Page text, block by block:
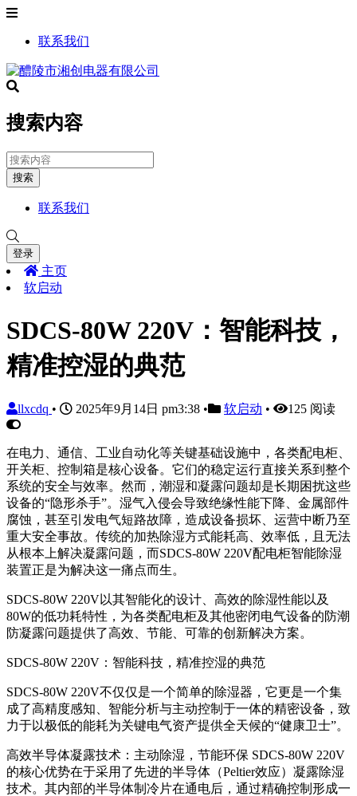
联系我们
搜索内容
搜索
联系我们
登录
主页
软启动
SDCS-80W 220V：智能科技，
精准控湿的典范
llxcdq • 2025年9月14日 pm3:38 • 软启动 • 125 阅读
在电力、通信、工业自动化等关键基础设施中，各类配电柜、
开关柜、控制箱是核心设备。它们的稳定运行直接关系到整个
系统的安全与效率。然而，潮湿和凝露问题却是长期困扰这些
设备的“隐形杀手”。湿气入侵会导致绝缘性能下降、金属部件
腐蚀，甚至引发电气短路故障，造成设备损坏、运营中断乃至
重大安全事故。传统的加热除湿方式能耗高、效率低，且无法
从根本上解决凝露问题，而SDCS-80W 220V配电柜智能除湿
装置正是为解决这一痛点而生。
SDCS-80W 220V以其智能化的设计、高效的除湿性能以及
80W的低功耗特性，为各类配电柜及其他密闭电气设备的防潮
防凝露问题提供了高效、节能、可靠的创新解决方案。
SDCS-80W 220V：智能科技，精准控湿的典范
SDCS-80W 220V不仅仅是一个简单的除湿器，它更是一个集
成了高精度感知、智能分析与主动控制于一体的精密设备，致
力于以极低的能耗为关键电气资产提供全天候的“健康卫士”。
高效半导体凝露技术：主动除湿，节能环保 SDCS-80W 220V
的核心优势在于采用了先进的半导体（Peltier效应）凝露除湿
技术。其内部的半导体制冷片在通电后，通过精确控制形成一